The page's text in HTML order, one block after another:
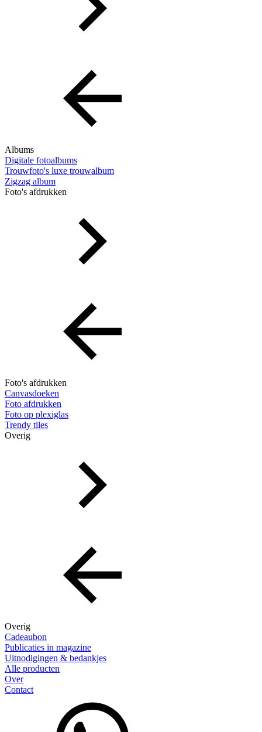
Albums
Digitale fotoalbums
Trouwfoto's luxe trouwalbum
Zigzag album
Foto's afdrukken
Foto's afdrukken
Canvasdoeken
Foto afdrukken
Foto op plexiglas
Trendy tiles
Overig
Overig
Cadeaubon
Publicaties in magazine
Uitnodigingen & bedankjes
Alle producten
Over
Contact